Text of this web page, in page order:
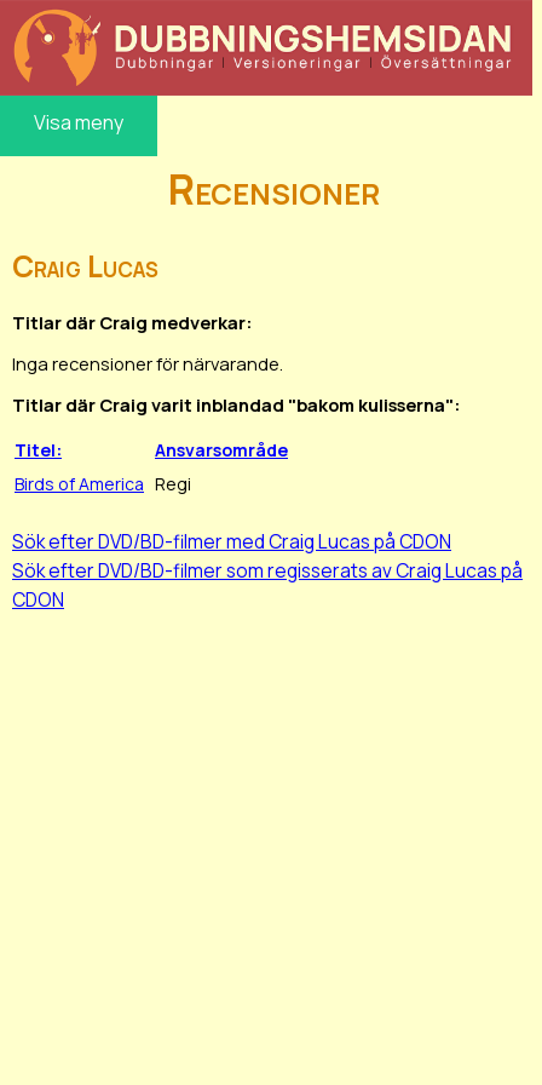
Visa meny
Recensioner
Craig Lucas
Titlar där Craig medverkar:
Inga recensioner för närvarande.
Titlar där Craig varit inblandad "bakom kulisserna":
Titel:
Ansvarsområde
Birds of America Regi
Sök efter DVD/BD-filmer med Craig Lucas på CDON
Sök efter DVD/BD-filmer som regisserats av Craig Lucas på
CDON